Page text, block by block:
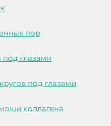
пор
под глазами
под глазами
коллагена